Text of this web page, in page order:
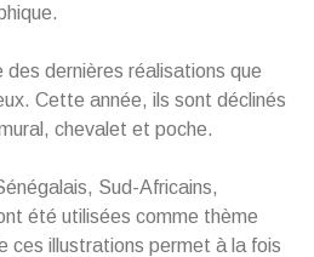
des dernières réalisations que
Cette année, ils sont déclinés
chevalet et poche.
Sud-Africains,
été utilisées comme thème
ces illustrations permet à la fois